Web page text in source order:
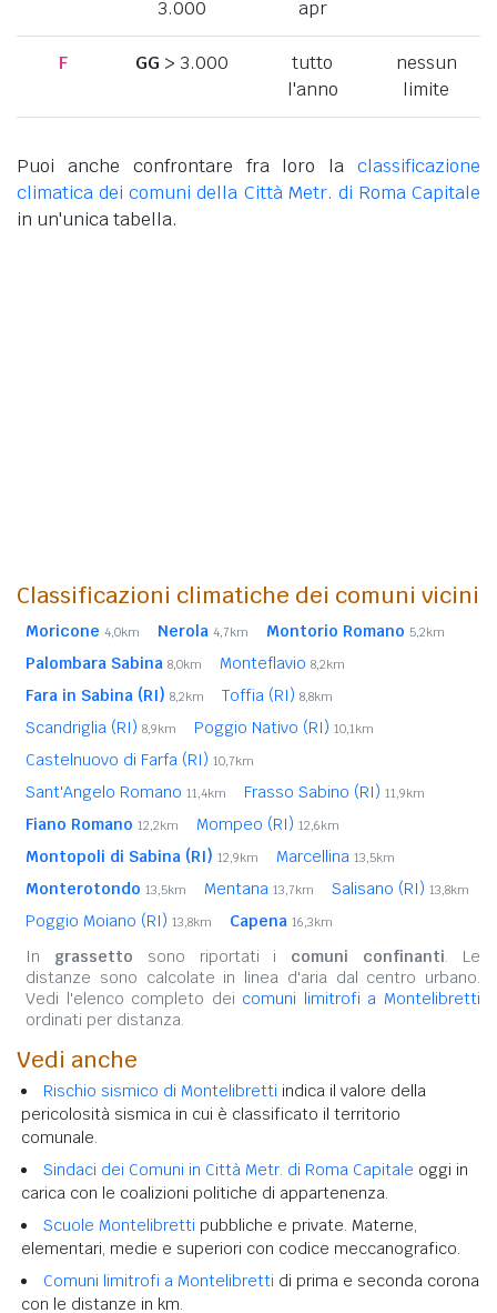
3.000
apr
F GG > 3.000
tutto
l'anno
nessun
limite
Puoi anche confrontare fra loro la classificazione
climatica dei comuni della Città Metr. di Roma Capitale
in un'unica tabella.
Classificazioni climatiche dei comuni vicini
Moricone 4,0km Nerola 4,7km Montorio Romano 5,2km
Palombara Sabina 8,0km Monteflavio 8,2km
Fara in Sabina (RI) 8,2km Toffia (RI) 8,8km
Scandriglia (RI) 8,9km Poggio Nativo (RI) 10,1km
Castelnuovo di Farfa (RI) 10,7km
Sant'Angelo Romano 11,4km Frasso Sabino (RI) 11,9km
Fiano Romano 12,2km Mompeo (RI) 12,6km
Montopoli di Sabina (RI) 12,9km Marcellina 13,5km
Monterotondo 13,5km Mentana 13,7km Salisano (RI) 13,8km
Poggio Moiano (RI) 13,8km Capena 16,3km
In grassetto sono riportati i comuni confinanti. Le
distanze sono calcolate in linea d'aria dal centro urbano.
Vedi l'elenco completo dei comuni limitrofi a Montelibretti
ordinati per distanza.
Vedi anche
Rischio sismico di Montelibretti indica il valore della
pericolosità sismica in cui è classificato il territorio
comunale.
Sindaci dei Comuni in Città Metr. di Roma Capitale oggi in
carica con le coalizioni politiche di appartenenza.
Scuole Montelibretti pubbliche e private. Materne,
elementari, medie e superiori con codice meccanografico.
Comuni limitrofi a Montelibretti di prima e seconda corona
con le distanze in km.